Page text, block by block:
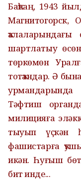
Баҡһаң, 1943
Магнитогорск,
ҡалаларындағы
шартлатыу
төркөмөн
тотҡандар. Ә
урмандарында
Тәфтиш
милицияға
тыуып үҫкән
фашистарға
икән. Һуғыш
бит инде...